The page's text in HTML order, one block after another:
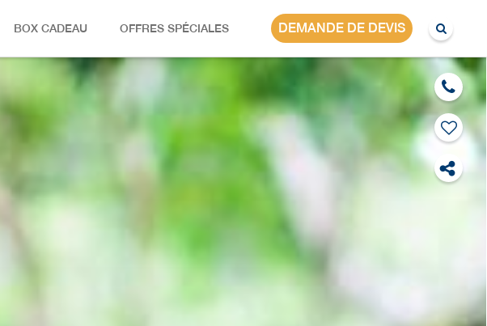
BOX CADEAU OFFRES SPÉCIALES DEMANDE DE DEVIS
INDONÉSIE